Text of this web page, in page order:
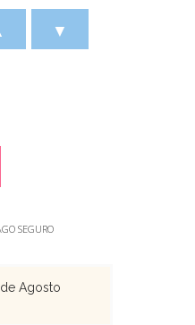
▼
SEGURO
Agosto